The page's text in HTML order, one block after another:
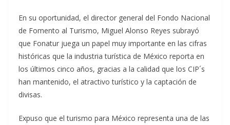
En su oportunidad, el director general del Fondo Nacional
de Fomento al Turismo, Miguel Alonso Reyes subrayó
que Fonatur juega un papel muy importante en las cifras
históricas que la industria turística de México reporta en
los últimos cinco años, gracias a la calidad que los CIP´s
han mantenido, el atractivo turístico y la captación de
divisas.
Expuso que el turismo para México representa una de las